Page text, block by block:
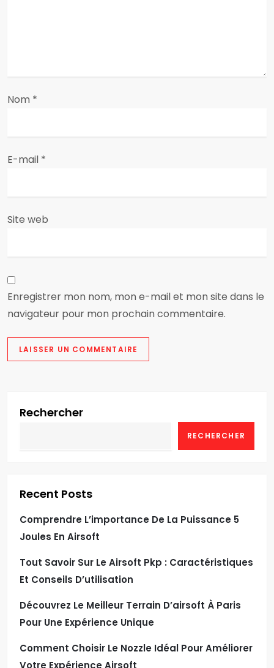
a
t
Nom *
E-mail *
Site web
Enregistrer mon nom, mon e-mail et mon site dans le
navigateur pour mon prochain commentaire.
Rechercher
RECHERCHER
Recent Posts
Comprendre L’importance De La Puissance 5
Joules En Airsoft
Tout Savoir Sur Le Airsoft Pkp : Caractéristiques
Et Conseils D’utilisation
Découvrez Le Meilleur Terrain D’airsoft À Paris
Pour Une Expérience Unique
Comment Choisir Le Nozzle Idéal Pour Améliorer
Votre Expérience Airsoft